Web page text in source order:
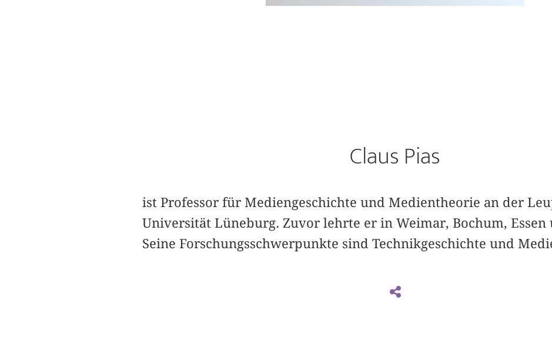
Claus Pias
ist Professor für Mediengeschichte und Medientheorie an der
Universität Lüneburg. Zuvor lehrte er in Weimar, Bochum, Essen
Seine Forschungsschwerpunkte sind Technikgeschichte und